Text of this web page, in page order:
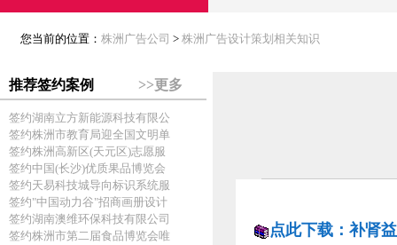
您当前的位置： 株洲广告公司 > 株洲广告设计策划相关知识
推荐签约案例 >>更多
签约湖南立方新能源科技有限公
签约株洲市教育局迎全国文明单
签约株洲高新区(天元区)志愿服
签约中国(长沙)优质果品博览会
签约天易科技城导向标识系统服
签约"中国动力谷"招商画册设计
签约湖南澳维环保科技有限公司
签约株洲市第二届食品博览会唯
点此下载：补肾